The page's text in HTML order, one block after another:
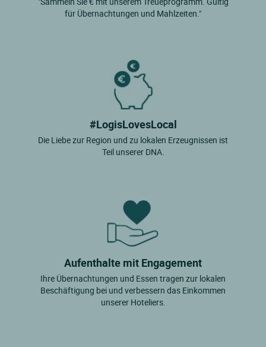
für Übernachtungen und Mahlzeiten."
#LogisLovesLocal
Die Liebe zur Region und zu lokalen Erzeugnissen ist
Teil unserer DNA.
Aufenthalte mit Engagement
Ihre Übernachtungen und Essen tragen zur lokalen
Beschäftigung bei und verbessern das Einkommen
unserer Hoteliers.